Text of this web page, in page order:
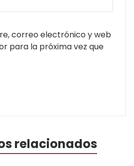
correo electrónico y web
para la próxima vez que
relacionados